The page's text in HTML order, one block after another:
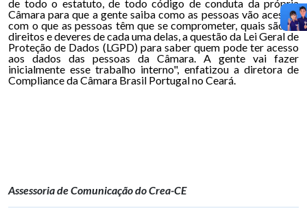
de todo o estatuto, de todo código de conduta da própria
Câmara para que a gente saiba como as pessoas vão acessar,
com o que as pessoas têm que se comprometer, quais são os
direitos e deveres de cada uma delas, a questão da Lei Geral de
Proteção de Dados (LGPD) para saber quem pode ter acesso
aos dados das pessoas da Câmara. A gente vai fazer
inicialmente esse trabalho interno", enfatizou a diretora de
Compliance da Câmara Brasil Portugal no Ceará.
Assessoria de Comunicação do Crea-CE